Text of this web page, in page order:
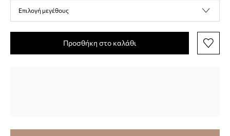
Επιλογή μεγέθους
Προσθήκη στο καλάθι